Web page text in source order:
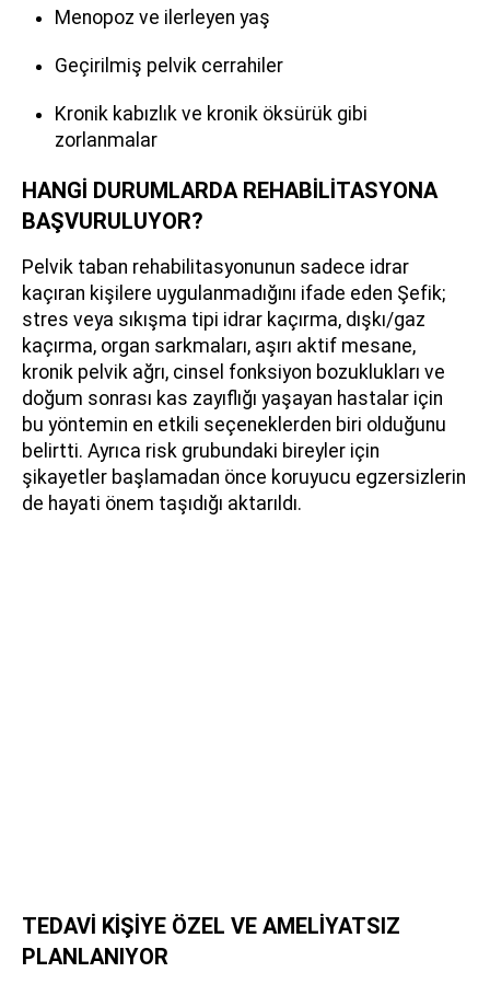
Menopoz ve ilerleyen yaş
Geçirilmiş pelvik cerrahiler
Kronik kabızlık ve kronik öksürük gibi
zorlanmalar
HANGİ DURUMLARDA REHABİLİTASYONA
BAŞVURULUYOR?
Pelvik taban rehabilitasyonunun sadece idrar
kaçıran kişilere uygulanmadığını ifade eden Şefik;
stres veya sıkışma tipi idrar kaçırma, dışkı/gaz
kaçırma, organ sarkmaları, aşırı aktif mesane,
kronik pelvik ağrı, cinsel fonksiyon bozuklukları ve
doğum sonrası kas zayıflığı yaşayan hastalar için
bu yöntemin en etkili seçeneklerden biri olduğunu
belirtti. Ayrıca risk grubundaki bireyler için
şikayetler başlamadan önce koruyucu egzersizlerin
de hayati önem taşıdığı aktarıldı.
TEDAVİ KİŞİYE ÖZEL VE AMELİYATSIZ
PLANLANIYOR